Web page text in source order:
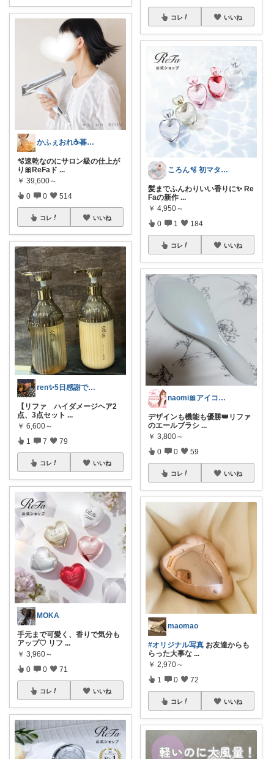
かふぇおれ☕暮らしを整える便利グッズ🍀
🫧速乾なのにサロン級の仕上が
り🎀ReFaド ...
￥ 39,600～
0 0 514
コレ いいね
ren✨5日感謝です♡🤔
【リファ ハイダメージヘア2
点、3点セット ...
￥ 6,600～
1 7 79
コレ いいね
MOKA
手元まで可愛く、香りで気分も
アップ♡ リフ ...
￥ 3,960～
0 0 71
コレ いいね
コレ いいね
ころん🫧 初マタ×かわいい暮らし
髪までふんわりいい香りに✨ Re
Faの新作 ...
￥ 4,950～
0 1 184
コレ いいね
naomi🎀アイコン変えました🫧
デザインも機能も優勝👑リファ
のエールブラシ ...
￥ 3,800～
0 0 59
コレ いいね
maomao
#オリジナル写真 お友達からも
らった大事な ...
￥ 2,970～
1 0 72
コレ いいね